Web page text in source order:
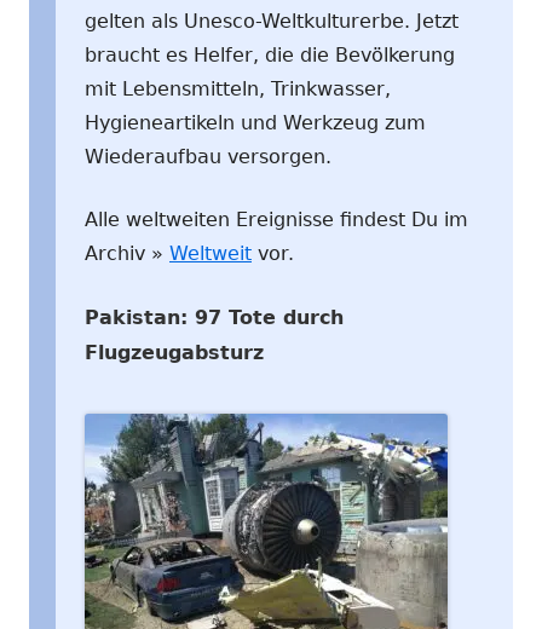
gelten als Unesco-Weltkulturerbe. Jetzt
braucht es Helfer, die die Bevölkerung
mit Lebensmitteln, Trinkwasser,
Hygieneartikeln und Werkzeug zum
Wiederaufbau versorgen.
Alle weltweiten Ereignisse findest Du im
Archiv » Weltweit vor.
Pakistan: 97 Tote durch
Flugzeugabsturz